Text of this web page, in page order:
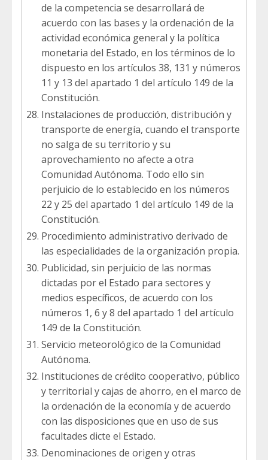
de la competencia se desarrollará de
acuerdo con las bases y la ordenación de la
actividad económica general y la política
monetaria del Estado, en los términos de lo
dispuesto en los artículos 38, 131 y números
11 y 13 del apartado 1 del artículo 149 de la
Constitución.
Instalaciones de producción, distribución y
transporte de energía, cuando el transporte
no salga de su territorio y su
aprovechamiento no afecte a otra
Comunidad Autónoma. Todo ello sin
perjuicio de lo establecido en los números
22 y 25 del apartado 1 del artículo 149 de la
Constitución.
Procedimiento administrativo derivado de
las especialidades de la organización propia.
Publicidad, sin perjuicio de las normas
dictadas por el Estado para sectores y
medios específicos, de acuerdo con los
números 1, 6 y 8 del apartado 1 del artículo
149 de la Constitución.
Servicio meteorológico de la Comunidad
Autónoma.
Instituciones de crédito cooperativo, público
y territorial y cajas de ahorro, en el marco de
la ordenación de la economía y de acuerdo
con las disposiciones que en uso de sus
facultades dicte el Estado.
Denominaciones de origen y otras